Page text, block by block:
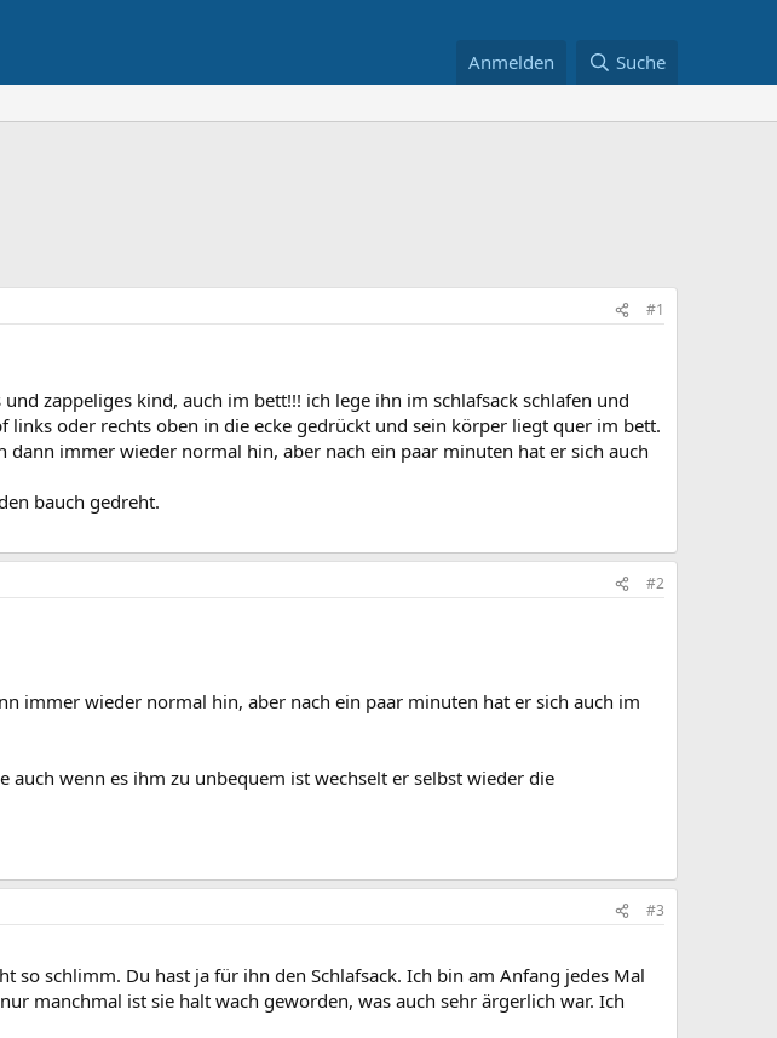
Anmelden Suche
#1
zappeliges kind, auch im bett!!! ich lege ihn im schlafsack schlafen und
oder rechts oben in die ecke gedrückt und sein körper liegt quer im bett.
immer wieder normal hin, aber nach ein paar minuten hat er sich auch
bauch gedreht.
#2
immer wieder normal hin, aber nach ein paar minuten hat er sich auch im
wenn es ihm zu unbequem ist wechselt er selbst wieder die
#3
so schlimm. Du hast ja für ihn den Schlafsack. Ich bin am Anfang jedes Mal
manchmal ist sie halt wach geworden, was auch sehr ärgerlich war. Ich